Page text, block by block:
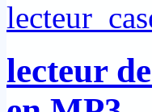
lecteur